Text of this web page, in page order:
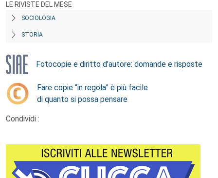
LE RIVISTE DEL MESE
SOCIOLOGIA
STORIA
Fotocopie e diritto d’autore: domande e risposte
Fare copie “in regola” è più facile
di quanto si possa pensare
Condividi :